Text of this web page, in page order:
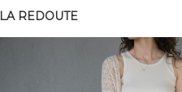
LA REDOUTE